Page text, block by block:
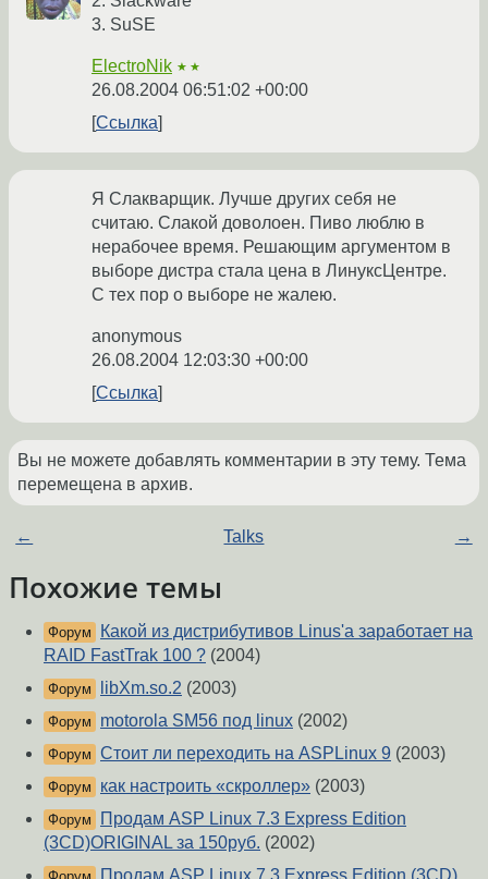
3. SuSE
ElectroNik ★★
26.08.2004 06:51:02 +00:00
Ссылка
Я Слакварщик. Лучше других себя не
считаю. Слакой доволоен. Пиво люблю в
нерабочее время. Решающим аргументом в
выборе дистра стала цена в ЛинуксЦентре.
С тех пор о выборе не жалею.
anonymous
26.08.2004 12:03:30 +00:00
Ссылка
Вы не можете добавлять комментарии в эту тему. Тема
перемещена в архив.
← Talks →
Похожие темы
Форум
Какой из дистрибутивов Linus'a заработает на
RAID FastTrak 100 ? (2004)
Форум libXm.so.2 (2003)
Форум motorola SM56 под linux (2002)
Форум Стоит ли переходить на ASPLinux 9 (2003)
Форум как настроить «скроллер» (2003)
Форум
Продам ASP Linux 7.3 Express Edition
(3CD)ORIGINAL за 150руб. (2002)
Продам ASP Linux 7.3 Express Edition (3CD)